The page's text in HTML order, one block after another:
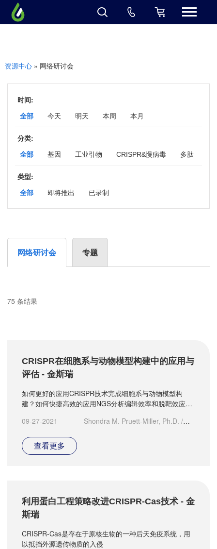
资源中心 » 网络研讨会
时间:
全部 今天 明天 本周 本月
分类:
全部 基因 工业引物 CRISPR&慢病毒 多肽
类型:
全部 即将推出 已录制
网络研讨会 专题
75 条结果
CRISPR在细胞系与动物模型构建中的应用与
评估 - 金斯瑞
如何更好的应用CRISPR技术完成细胞系与动物模型构
建？如何快捷高效的应用NGS分析编辑效率和脱靶效应？
09-27-2021
Shondra M. Pruett-Miller, Ph.D. /
Cancer Center
查看更多
利用蛋白工程策略改进CRISPR-Cas技术 - 金
斯瑞
CRISPR-Cas是存在于原核生物的一种后天免疫系统，用
以抵挡外源遗传物质的入侵